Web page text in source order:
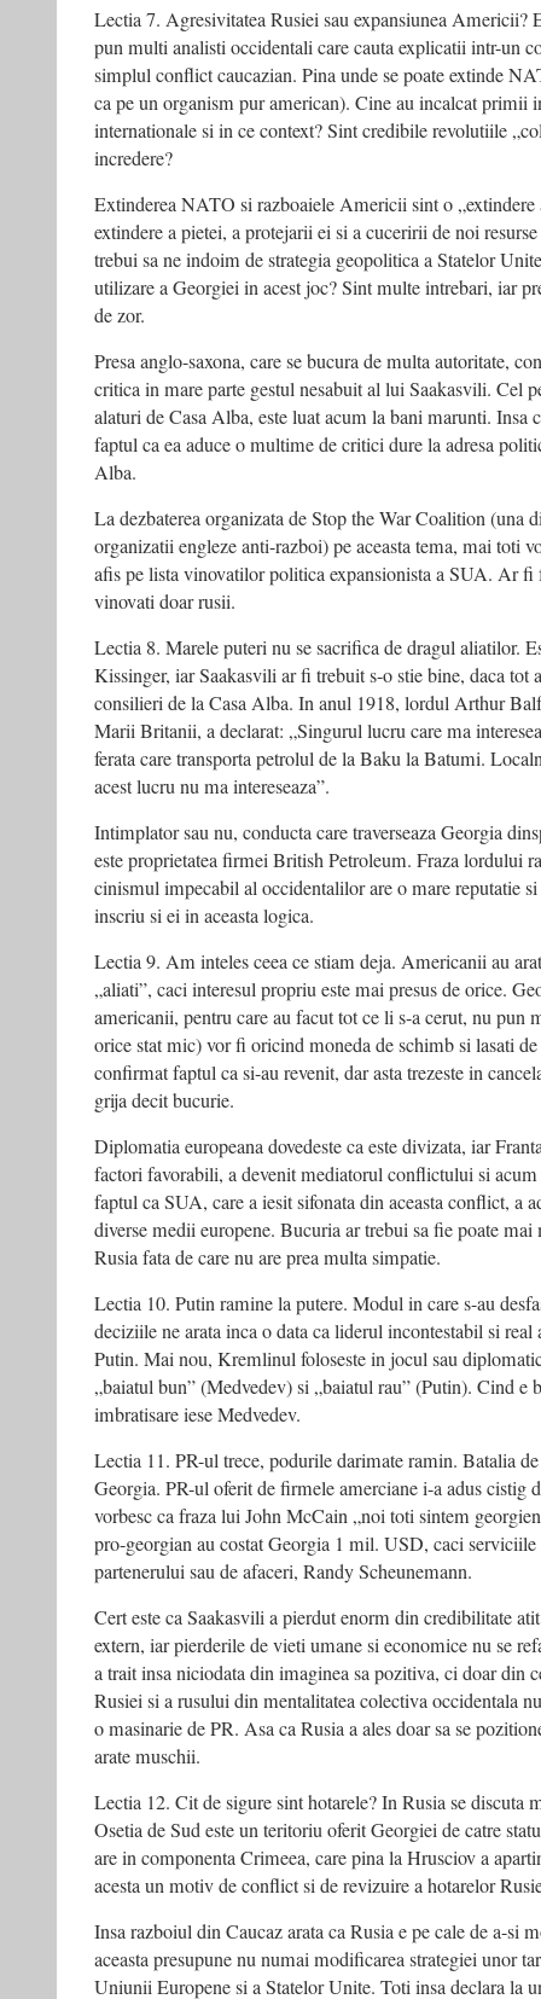
Lectia 7. Agresivitatea Rusiei sau expansiunea Americii?
pun multi analisti occidentali care cauta explicatii intr-un
simplul conflict caucazian. Pina unde se poate extinde
ca pe un organism pur american). Cine au incalcat primii
internationale si in ce context? Sint credibile revolutiile
incredere?
Extinderea NATO si razboaiele Americii sint o „extindere
extindere a pietei, a protejarii ei si a cuceririi de noi
trebui sa ne indoim de strategia geopolitica a Statelor
utilizare a Georgiei in acest joc? Sint multe intrebari, iar
de zor.
Presa anglo-saxona, care se bucura de multa autoritate,
critica in mare parte gestul nesabuit al lui Saakasvili. Cel
alaturi de Casa Alba, este luat acum la bani marunti. Insa
faptul ca ea aduce o multime de critici dure la adresa
Alba.
La dezbaterea organizata de Stop the War Coalition (una
organizatii engleze anti-razboi) pe aceasta tema, mai toti
afis pe lista vinovatilor politica expansionista a SUA. Ar fi
vinovati doar rusii.
Lectia 8. Marele puteri nu se sacrifica de dragul aliatilor.
Kissinger, iar Saakasvili ar fi trebuit s-o stie bine, daca tot
consilieri de la Casa Alba. In anul 1918, lordul Arthur
Marii Britanii, a declarat: „Singurul lucru care ma
ferata care transporta petrolul de la Baku la Batumi.
acest lucru nu ma intereseaza”.
Intimplator sau nu, conducta care traverseaza Georgia
este proprietatea firmei British Petroleum. Fraza lordului
cinismul impecabil al occidentalilor are o mare reputatie si
inscriu si ei in aceasta logica.
Lectia 9. Am inteles ceea ce stiam deja. Americanii au
„aliati”, caci interesul propriu este mai presus de orice.
americanii, pentru care au facut tot ce li s-a cerut, nu pun
orice stat mic) vor fi oricind moneda de schimb si lasati
confirmat faptul ca si-au revenit, dar asta trezeste in
grija decit bucurie.
Diplomatia europeana dovedeste ca este divizata, iar
factori favorabili, a devenit mediatorul conflictului si acum
faptul ca SUA, care a iesit sifonata din aceasta conflict, a
diverse medii europene. Bucuria ar trebui sa fie poate mai
Rusia fata de care nu are prea multa simpatie.
Lectia 10. Putin ramine la putere. Modul in care s-au
deciziile ne arata inca o data ca liderul incontestabil si
Putin. Mai nou, Kremlinul foloseste in jocul sau
„baiatul bun” (Medvedev) si „baiatul rau” (Putin). Cind e
imbratisare iese Medvedev.
Lectia 11. PR-ul trece, podurile darimate ramin. Batalia
Georgia. PR-ul oferit de firmele amerciane i-a adus cistig
vorbesc ca fraza lui John McCain „noi toti sintem
pro-georgian au costat Georgia 1 mil. USD, caci
partenerului sau de afaceri, Randy Scheunemann.
Cert este ca Saakasvili a pierdut enorm din credibilitate
extern, iar pierderile de vieti umane si economice nu se
a trait insa niciodata din imaginea sa pozitiva, ci doar din
Rusiei si a rusului din mentalitatea colectiva occidentala
o masinarie de PR. Asa ca Rusia a ales doar sa se
arate muschii.
Lectia 12. Cit de sigure sint hotarele? In Rusia se discuta
Osetia de Sud este un teritoriu oferit Georgiei de catre
are in componenta Crimeea, care pina la Hrusciov a
acesta un motiv de conflict si de revizuire a hotarelor
Insa razboiul din Caucaz arata ca Rusia e pe cale de a-si
aceasta presupune nu numai modificarea strategiei unor
Uniunii Europene si a Statelor Unite. Toti insa declara la